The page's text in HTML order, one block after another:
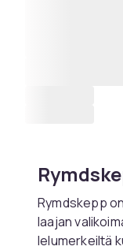
Rymdskepp
laajan
lelumerkeiltä